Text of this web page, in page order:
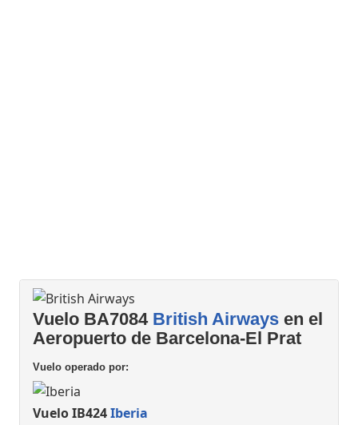
Vuelo BA7084 British Airways en el
Aeropuerto de Barcelona-El Prat
Vuelo operado por:
Vuelo IB424Iberia